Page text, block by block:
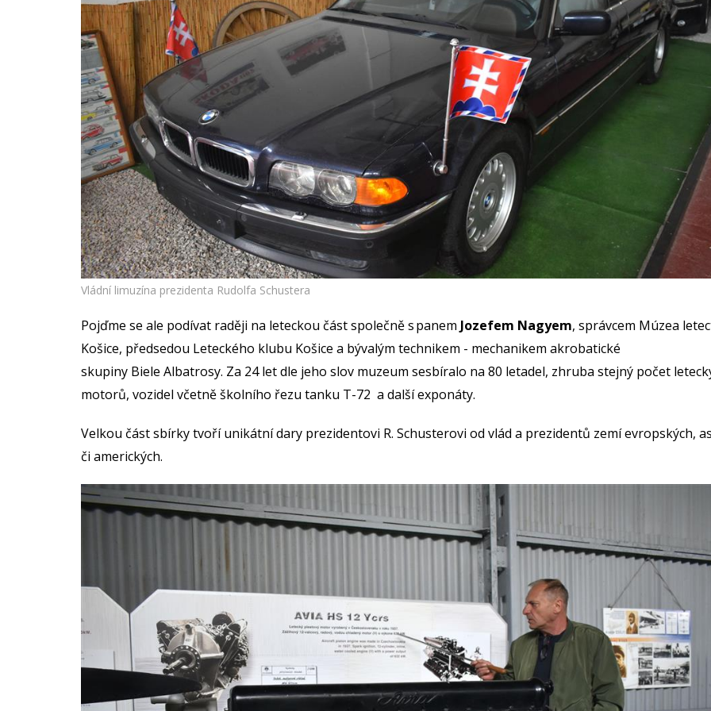
Vládní limuzína prezidenta Rudolfa Schustera
Pojďme se ale podívat raději na leteckou část společně s panem Jozefem Nagyem, správcem Múzea
Košice, předsedou Leteckého klubu Košice a bývalým technikem - mechanikem akrobatické
skupiny Biele Albatrosy. Za 24 let dle jeho slov muzeum sesbíralo na 80 letadel, zhruba stejný počet
motorů, vozidel včetně školního řezu tanku T-72 a další exponáty.
Velkou část sbírky tvoří unikátní dary prezidentovi R. Schusterovi od vlád a prezidentů zemí evropských,
či amerických.